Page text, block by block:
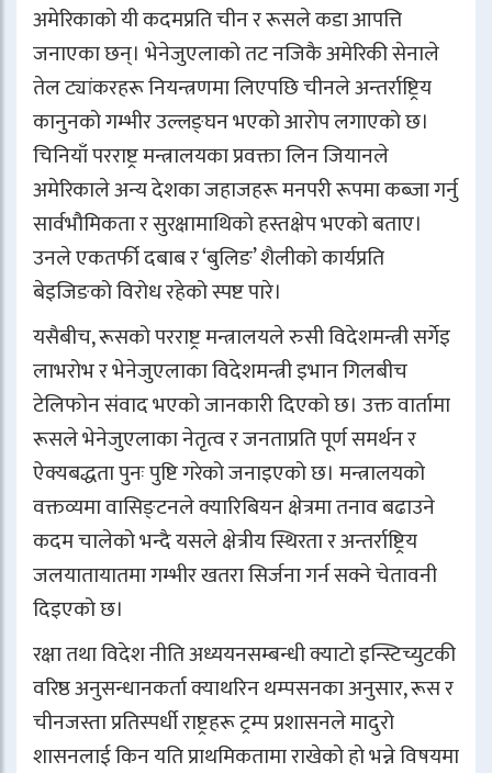
अमेरिकाको यी कदमप्रति चीन र रूसले कडा आपत्ति
जनाएका छन्। भेनेजुएलाको तट नजिकै अमेरिकी सेनाले
तेल ट्यांकरहरू नियन्त्रणमा लिएपछि चीनले अन्तर्राष्ट्रिय
कानुनको गम्भीर उल्लङ्घन भएको आरोप लगाएको छ।
चिनियाँ परराष्ट्र मन्त्रालयका प्रवक्ता लिन जियानले
अमेरिकाले अन्य देशका जहाजहरू मनपरी रूपमा कब्जा गर्नु
सार्वभौमिकता र सुरक्षामाथिको हस्तक्षेप भएको बताए।
उनले एकतर्फी दबाब र ‘बुलिङ’ शैलीको कार्यप्रति
बेइजिङको विरोध रहेको स्पष्ट पारे।
यसैबीच, रूसको परराष्ट्र मन्त्रालयले रुसी विदेशमन्त्री सर्गेइ
लाभरोभ र भेनेजुएलाका विदेशमन्त्री इभान गिलबीच
टेलिफोन संवाद भएको जानकारी दिएको छ। उक्त वार्तामा
रूसले भेनेजुएलाका नेतृत्व र जनताप्रति पूर्ण समर्थन र
ऐक्यबद्धता पुनः पुष्टि गरेको जनाइएको छ। मन्त्रालयको
वक्तव्यमा वासिङ्टनले क्यारिबियन क्षेत्रमा तनाव बढाउने
कदम चालेको भन्दै यसले क्षेत्रीय स्थिरता र अन्तर्राष्ट्रिय
जलयातायातमा गम्भीर खतरा सिर्जना गर्न सक्ने चेतावनी
दिइएको छ।
रक्षा तथा विदेश नीति अध्ययनसम्बन्धी क्याटो इन्स्टिच्युटकी
वरिष्ठ अनुसन्धानकर्ता क्याथरिन थम्पसनका अनुसार, रूस र
चीनजस्ता प्रतिस्पर्धी राष्ट्रहरू ट्रम्प प्रशासनले मादुरो
शासनलाई किन यति प्राथमिकतामा राखेको हो भन्ने विषयमा